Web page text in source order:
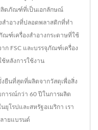
ลิตภัณฑ์ที่เป็นเอกลักษณ์
ำอางที่ปลอดพลาสติกที่ทำ
ณฑ์เครื่องสำอางกระดาษที่ใช้
ก FSC และบรรจุภัณฑ์เครื่อง
หลังการใช้งาน
งยืนที่สุดที่ผลิตจากวัสดุเพื่อสิ่ง
ารณ์กว่า 60 ปีในการผลิต
ยุโรปและสหรัฐอเมริกา เรา
ายแบรนด์